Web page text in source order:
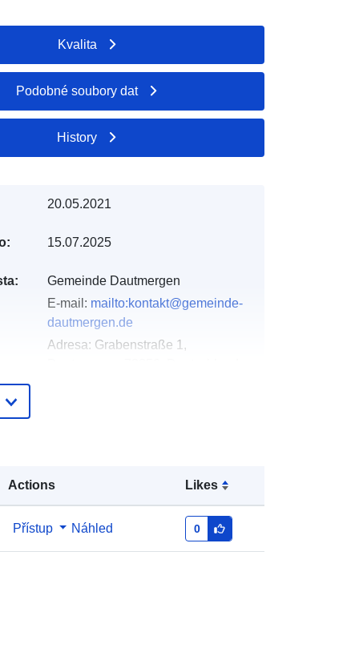
Actions Likes
Přístup Náhled 0
Kvalita
Podobné soubory dat
History
20.05.2021
15.07.2025
Gemeinde Dautmergen
E-mail: mailto:kontakt@gemeinde-
dautmergen.de
Adresa: Grabenstraße 1,
Aktualizace údajů.europa.eu: 04
August 2026
Souřadnice: [ [ 8.7411442,